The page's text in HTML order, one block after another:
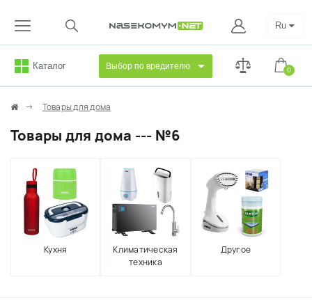
Каталог Выбор по вредителю 0
Ru
Товары для дома
Товары для дома --- №6
Кухня
Климатическая
техника
Другое